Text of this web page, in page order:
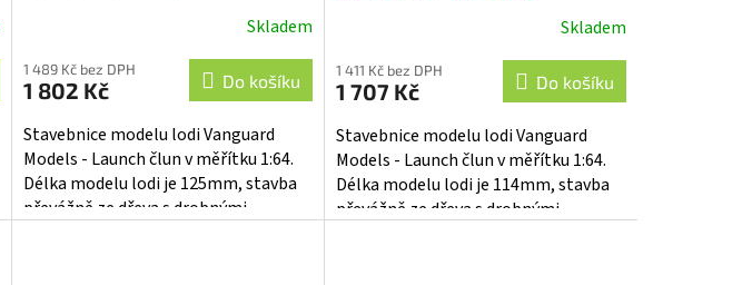
Skladem
1 489 Kč bez DPH
1 802 Kč Do košíku
Stavebnice modelu lodi Vanguard
Models - Launch člun v měřítku 1:64.
Délka modelu lodi je 125mm, stavba
převážně ze dřeva s drobnými
Skladem
1 411 Kč bez DPH
1 707 Kč Do košíku
Stavebnice modelu lodi Vanguard
Models - Launch člun v měřítku 1:64.
Délka modelu lodi je 114mm, stavba
převážně ze dřeva s drobnými